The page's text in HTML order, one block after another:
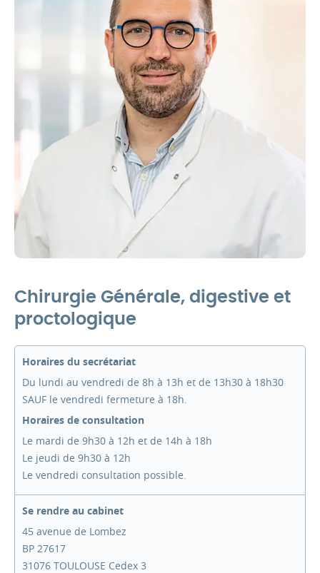
Chirurgie Générale, digestive et
proctologique
Horaires du secrétariat
Du lundi au vendredi de 8h à 13h et de 13h30 à 18h30
SAUF le vendredi fermeture à 18h.
Horaires de consultation
Le mardi de 9h30 à 12h et de 14h à 18h
Le jeudi de 9h30 à 12h
Le vendredi consultation possible.
Se rendre au cabinet
45 avenue de Lombez
BP 27617
31076 TOULOUSE Cedex 3